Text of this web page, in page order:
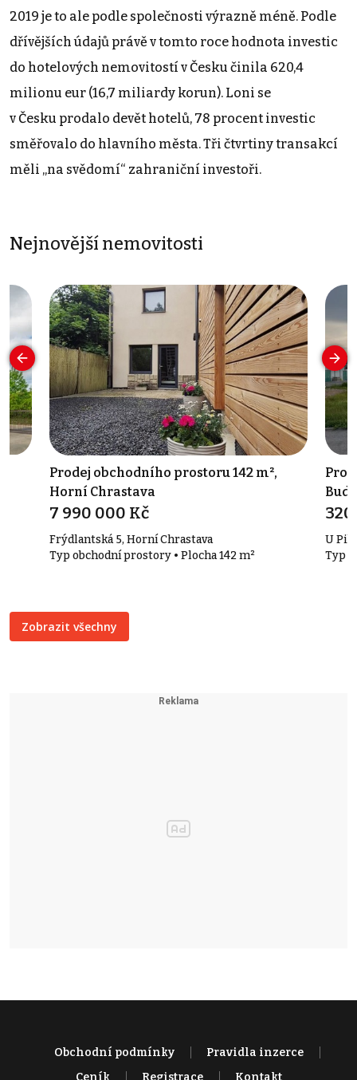
2019 je to ale podle společnosti výrazně méně. Podle
dřívějších údajů právě v tomto roce hodnota investic
do hotelových nemovitostí v Česku činila 620,4
milionu eur (16,7 miliardy korun). Loni se
v Česku prodalo devět hotelů, 78 procent investic
směřovalo do hlavního města. Tři čtvrtiny transakcí
měli „na svědomí“ zahraniční investoři.
Nejnovější nemovitosti
Prodej obchodního prostoru 142 m²,
Horní Chrastava
7 990 000 Kč
Frýdlantská 5, Horní Chrastava
Typ obchodní prostory • Plocha 142 m²
U
Typ
Zobrazit všechny
Obchodní podmínky
Pravidla inzerce
Ceník
Registrace Kontakt